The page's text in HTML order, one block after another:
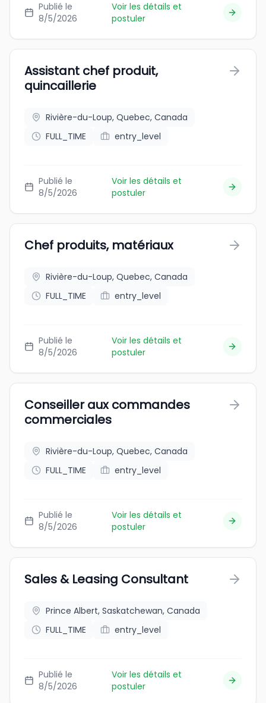
Publié le
8/5/2026
Voir les détails et
postuler
Assistant chef produit,
quincaillerie
Rivière-du-Loup, Quebec, Canada
FULL_TIME
entry_level
Publié le
8/5/2026
Voir les détails et
postuler
Chef produits, matériaux
Rivière-du-Loup, Quebec, Canada
FULL_TIME
entry_level
Publié le
8/5/2026
Voir les détails et
postuler
Conseiller aux commandes
commerciales
Rivière-du-Loup, Quebec, Canada
FULL_TIME
entry_level
Publié le
8/5/2026
Voir les détails et
postuler
Sales & Leasing Consultant
Prince Albert, Saskatchewan, Canada
FULL_TIME
entry_level
Publié le
8/5/2026
Voir les détails et
postuler